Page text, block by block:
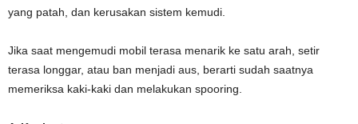
yang patah, dan kerusakan sistem kemudi.
Jika saat mengemudi mobil terasa menarik ke satu arah, setir
terasa longgar, atau ban menjadi aus, berarti sudah saatnya
memeriksa kaki-kaki dan melakukan spooring.